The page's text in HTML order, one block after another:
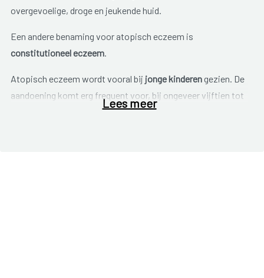
overgevoelige, droge en jeukende huid.
Een andere benaming voor atopisch eczeem is
constitutioneel eczeem.
Atopisch eczeem wordt vooral bij jonge kinderengezien. De
aandoening komt erg frequent voor, bij ongeveer vijftien tot
twintig procent van de Belgische kinderen. In de meeste
Lees meer